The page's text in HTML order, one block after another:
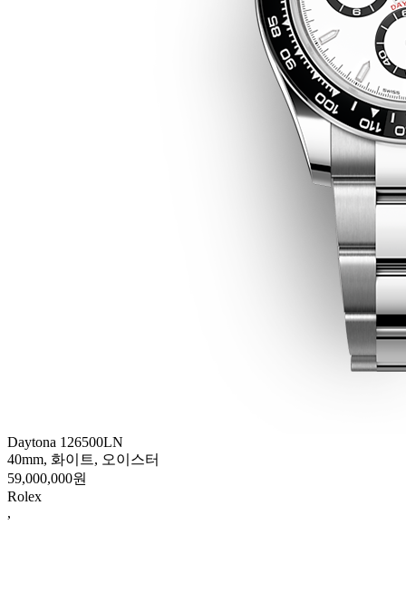
Daytona 126500LN
40mm, 화이트, 오이스터
59,000,000원
Rolex
,